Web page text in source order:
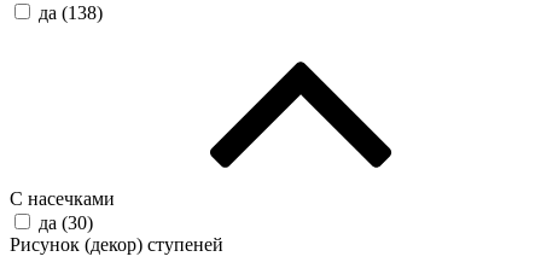
да (138)
С насечками
да (30)
Рисунок (декор) ступеней